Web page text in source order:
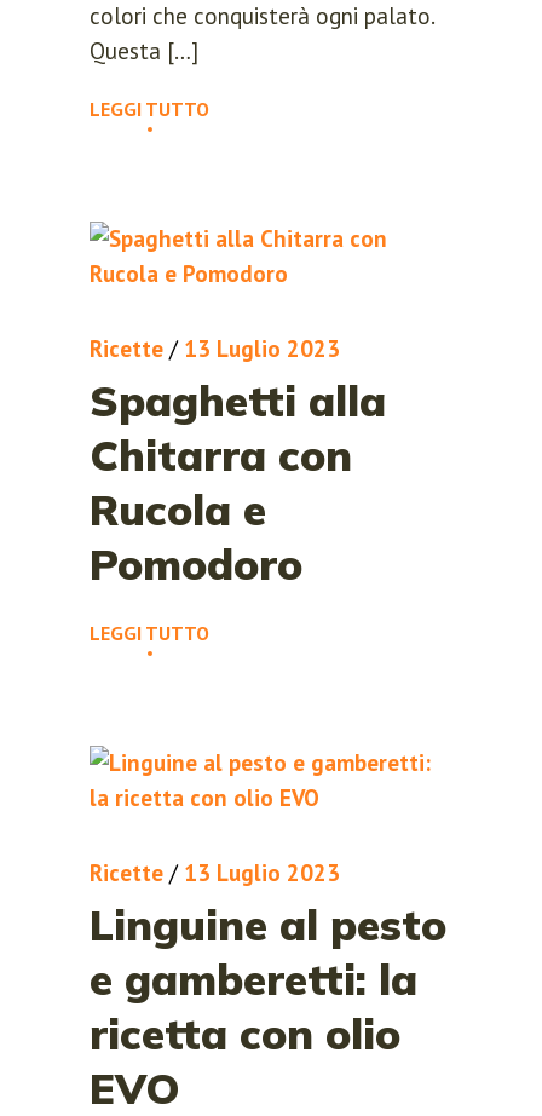
colori che conquisterà ogni palato.
Questa […]
LEGGI TUTTO
Ricette / 13 Luglio 2023
Spaghetti alla
Chitarra con
Rucola e
Pomodoro
LEGGI TUTTO
Ricette / 13 Luglio 2023
Linguine al pesto
e gamberetti: la
ricetta con olio
EVO